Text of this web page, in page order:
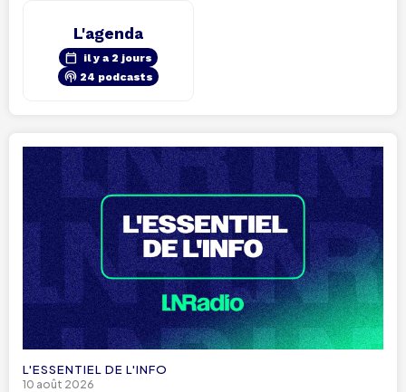
L'agenda
calendar_today il y a 2 jours
podcasts 24 podcasts
L'ESSENTIEL DE L'INFO
10 août 2026